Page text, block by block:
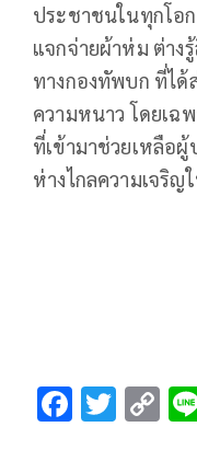
ประชาชนในทุกโอ
แจกจ่ายผ้าห่ม ต่า
ทางกองทัพบก ที่ไ
ความหนาว โดยเฉ
ที่เข้ามาช่วยเหลือ
ห่างไกลความเจริญ
F T C